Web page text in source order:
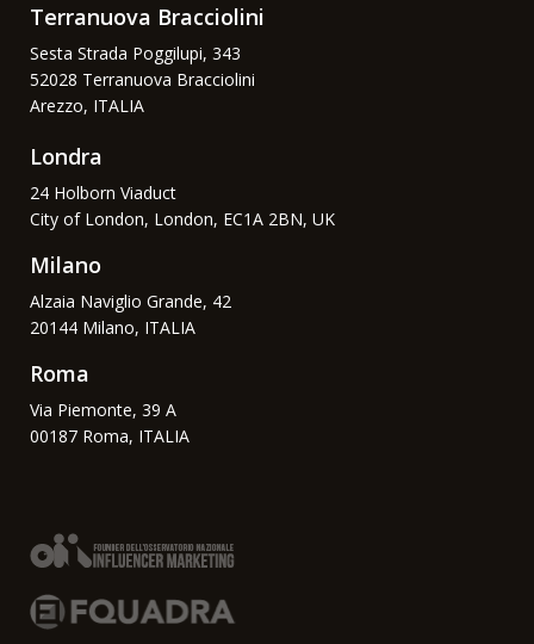
Terranuova Bracciolini
Sesta Strada Poggilupi, 343
52028 Terranuova Bracciolini
Arezzo, ITALIA
Londra
24 Holborn Viaduct
City of London, London, EC1A 2BN, UK
Milano
Alzaia Naviglio Grande, 42
20144 Milano, ITALIA
Roma
Via Piemonte, 39 A
00187 Roma, ITALIA